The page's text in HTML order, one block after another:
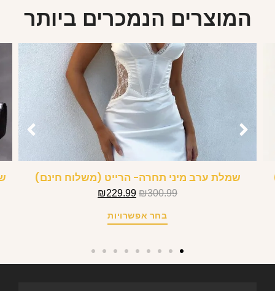
המוצרים הנמכרים ביותר
שמלת ערב מיני תחרה- הרייט (משלוח חינם)
₪300.99
₪229.99
בחר אפשרויות